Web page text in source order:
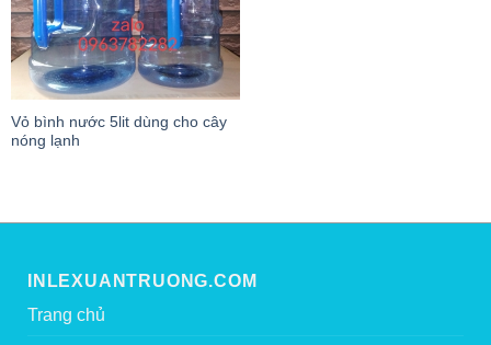
Vỏ bình nước 5lit dùng cho cây
nóng lạnh
INLEXUANTRUONG.COM
Trang chủ